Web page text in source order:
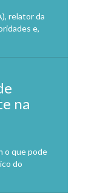
relator da
e,
na
o que pode
do